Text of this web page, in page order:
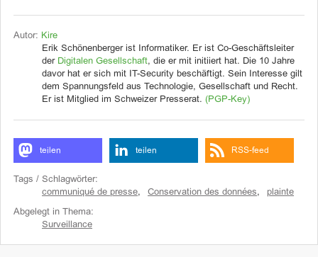
Autor: Kire
Erik Schönenberger ist Informatiker. Er ist Co-Geschäftsleiter
der Digitalen Gesellschaft, die er mit initiiert hat. Die 10 Jahre
davor hat er sich mit IT-Security beschäftigt. Sein Interesse gilt
dem Spannungsfeld aus Technologie, Gesellschaft und Recht.
Er ist Mitglied im Schweizer Presserat. (PGP-Key)
teilen teilen RSS-feed
Tags / Schlagwörter:
communiqué de presse, Conservation des données, plainte
Abgelegt in Thema:
Surveillance